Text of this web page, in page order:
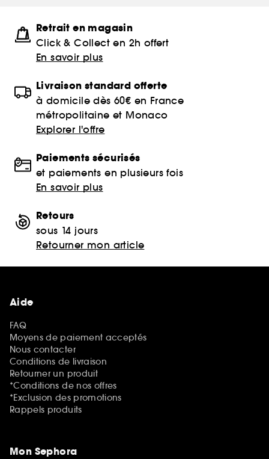
Retrait en magasin
Click & Collect en 2h offert
En savoir plus
Livraison standard offerte
à domicile dès 60€ en France
métropolitaine et Monaco
Explorer l'offre
Paiements sécurisés
et paiements en plusieurs fois
En savoir plus
Retours
sous 14 jours
Retourner mon article
Aide
FAQ
Moyens de paiement acceptés
Nous contacter
Conditions de livraison
Retourner un produit
*Conditions de nos offres
*Exclusion des promotions
Rappels produits
Mon Sephora